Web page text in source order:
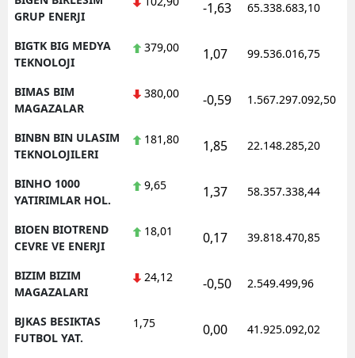
GRUP ENERJI
-1,63 65.338.683,10
BIGTK BIG MEDYA
TEKNOLOJI
379,00 1,07 99.536.016,75
BIMAS BIM
MAGAZALAR
380,00 -0,59 1.567.297.092,50
BINBN BIN ULASIM
TEKNOLOJILERI
181,80 1,85 22.148.285,20
BINHO 1000
YATIRIMLAR HOL.
9,65 1,37 58.357.338,44
BIOEN BIOTREND
CEVRE VE ENERJI
18,01 0,17 39.818.470,85
BIZIM BIZIM
MAGAZALARI
24,12 -0,50 2.549.499,96
BJKAS BESIKTAS
FUTBOL YAT.
1,75 0,00 41.925.092,02